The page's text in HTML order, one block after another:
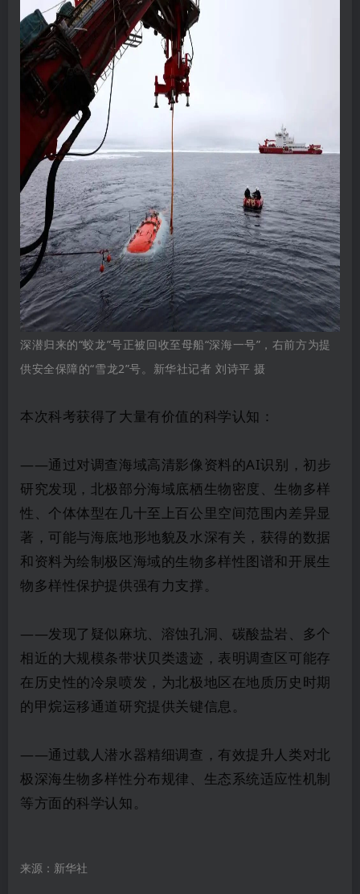
深潜归来的“蛟龙”号正被回收至母船“深海一号”，右前方为提
供安全保障的“雪龙2”号。新华社记者 刘诗平 摄
本次科考获得了大量有价值的科学认知：
——通过对调查海域高清影像资料的AI识别，初步
研究发现，北极部分海域底栖生物密度、生物多样
性、个体体型在几十至上百公里空间范围内差异显
著，可能与海底地形地貌及水深有关，获得的数据
和资料为绘制极区海域的生物多样性图谱和开展生
物多样性保护提供强有力支撑。
——发现了疑似麻坑、溶蚀孔洞、碳酸盐岩、多个
相近的大规模条带状贝类遗迹，表明调查区可能存
在历史性的冷泉喷发，为北极地区在地质历史时期
的甲烷运移通道研究提供关键信息。
——通过载人潜水器精细调查，有效提升人类对北
极深海生物多样性分布规律、生态系统适应性机制
等方面的科学认知。
来源：新华社